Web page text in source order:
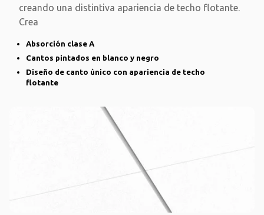
creando una distintiva apariencia de techo flotante.
Crea
Absorción clase A
Cantos pintados en blanco y negro
Diseño de canto único con apariencia de techo
flotante